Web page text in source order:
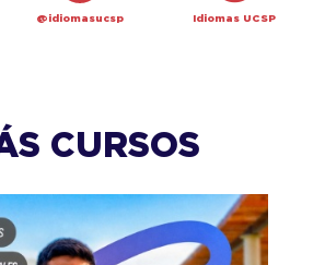
@idiomasucsp Idiomas UCSP
CURSOS